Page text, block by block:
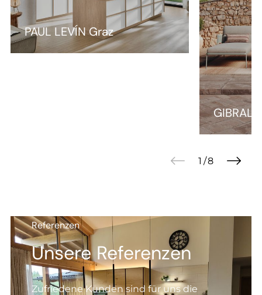
Referenzen
Unsere Referenzen
Zufriedene Kunden sind für uns die